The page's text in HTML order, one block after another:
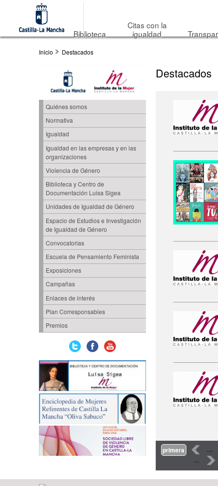
Biblioteca
Citas con la
igualdad
Inicio Destacados
Quiénes somos
Normativa
Igualdad
Igualdad en las empresas y en las
organizaciones
Violencia de Género
Biblioteca y Centro de
Documentación Luisa Sigea
Unidades de Igualdad de Género
Espacio de Estudios e Investigación
de Igualdad de Género
Convocatorias
Escuela de Pensamiento Feminista
Exposiciones
Campañas
Enlaces de interés
Plan Corresponsables
Premios
Destacados
Páginas
primera ‹
…
…
›